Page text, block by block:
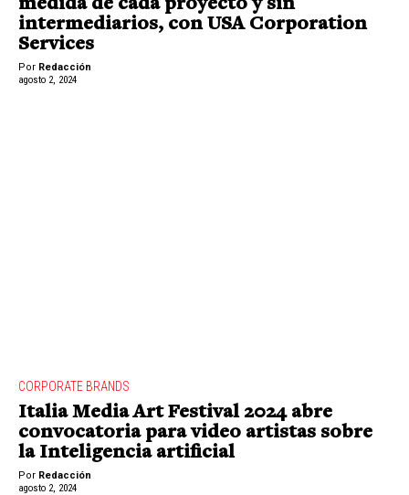
medida de cada proyecto y sin
intermediarios, con USA Corporation
Services
Por Redacción
agosto 2, 2024
CORPORATE BRANDS
Italia Media Art Festival 2024 abre
convocatoria para video artistas sobre
la Inteligencia artificial
Por Redacción
agosto 2, 2024